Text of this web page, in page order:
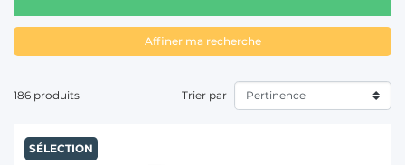
Affiner ma recherche
186 produits Trier par
SÉLECTION